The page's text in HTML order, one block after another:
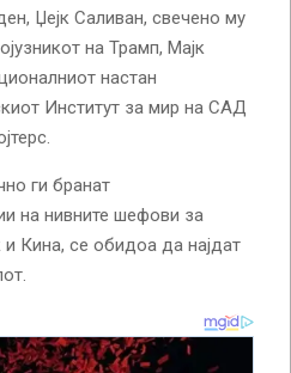
Џејк Саливан, свечено му
на Трамп, Мајк
настан
Институт за мир на САД
ги бранат
на нивните шефови за
Кина, се обидоа да најдат